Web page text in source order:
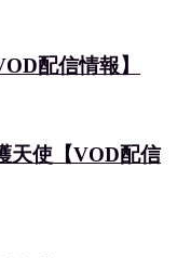
配信情報】
天使【VOD配信